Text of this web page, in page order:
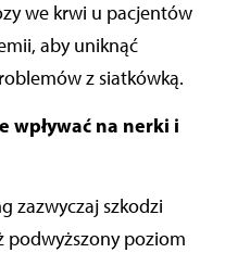
we krwi u pacjentów
aby uniknąć
z siatkówką.
wpływać na nerki i
zazwyczaj szkodzi
podwyższony poziom